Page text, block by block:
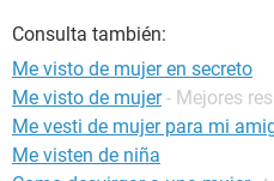
Consulta también:
Me visto de mujer en secreto
Me visto de mujer - Mejores
Me vesti de mujer para mi
Me visten de niña